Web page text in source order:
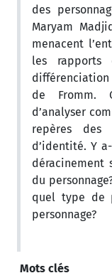
des
Maryam
menacent
les rapports
de Fromm.
d’analyser
repères
d’identité. Y
déracinement
du
quel type de
personnage?
Mots clés